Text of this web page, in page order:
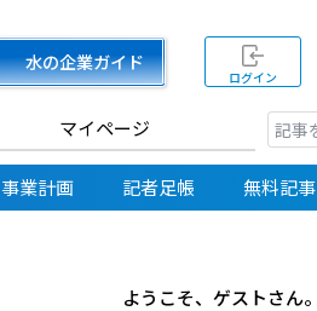
水の企業ガイド
ログイン
マイページ
事業計画 記者足帳 無料記事
ようこそ、ゲストさん。